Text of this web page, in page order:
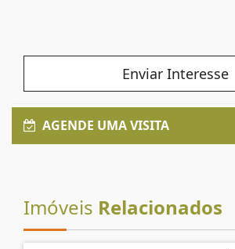
Enviar Interesse
AGENDE UMA VISITA
Imóveis Relacionados